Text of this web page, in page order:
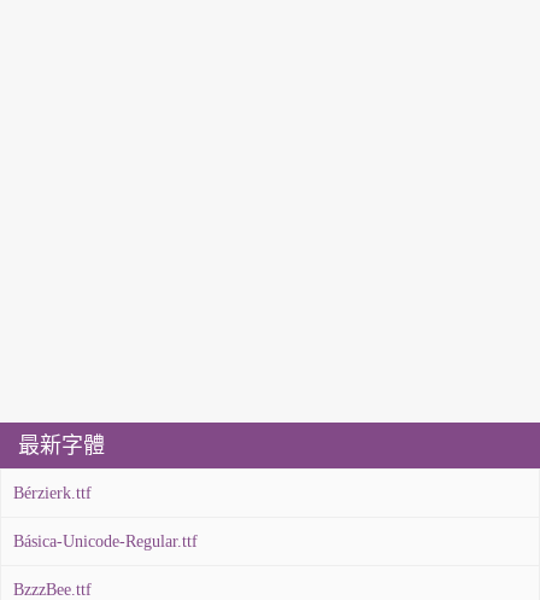
最新字體
Bérzierk.ttf
Básica-Unicode-Regular.ttf
BzzzBee.ttf